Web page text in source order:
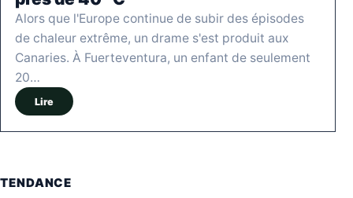
Alors que l'Europe continue de subir des épisodes
de chaleur extrême, un drame s'est produit aux
Canaries. À Fuerteventura, un enfant de seulement
20…
Lire
TENDANCE